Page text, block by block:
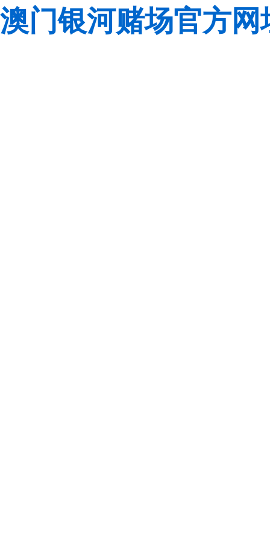
澳门银河赌场官方网